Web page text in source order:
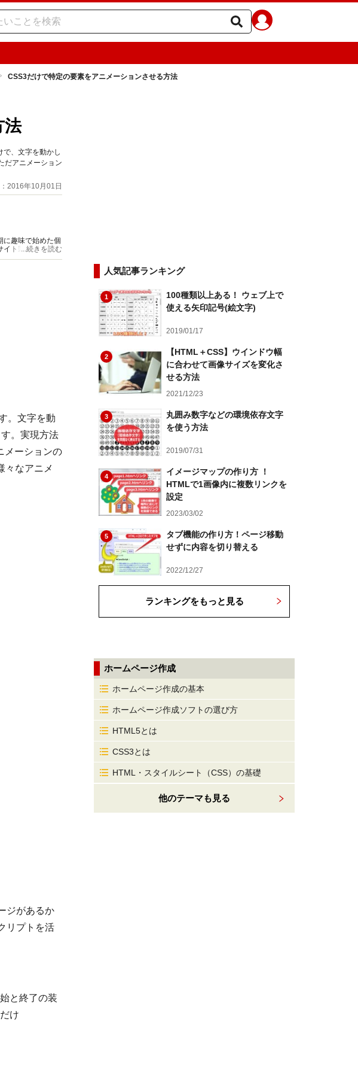
CSS3だけで特定の要素をアニメーションさせる方法
法
、文字を動かし
だアニメーション
2016年10月01日
に趣味で始めた個
イト製作・解説書
...続きを読む
。文字を動
。実現方法
メーションの
々なアニメ
ジがあるか
リプトを活
人気記事ランキング
1
100種類以上ある！ ウェブ上で
使える矢印記号(絵文字)
2019/01/17
2
【HTML＋CSS】ウインドウ幅
に合わせて画像サイズを変化さ
せる方法
2021/12/23
3
丸囲み数字などの環境依存文字
を使う方法
2019/07/31
4
イメージマップの作り方 ！
HTMLで1画像内に複数リンクを
設定
2023/03/02
5
タブ機能の作り方！ページ移動
せずに内容を切り替える
2022/12/27
ランキングをもっと見る
ホームページ作成
ホームページ作成の基本
ホームページ作成ソフトの選び方
HTML5とは
CSS3とは
HTML・スタイルシート（CSS）の基礎
他のテーマも見る